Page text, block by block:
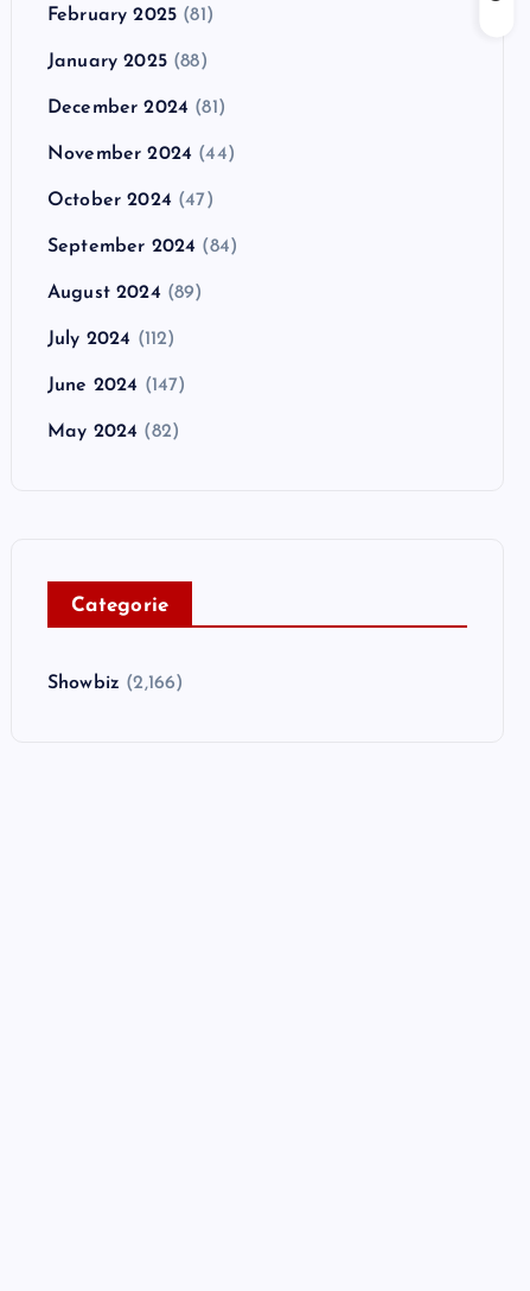
February 2025 (81)
January 2025(88)
December 2024 (81)
November 2024 (44)
October 2024 (47)
September 2024 (84)
August 2024 (89)
July 2024 (112)
June 2024 (147)
May 2024 (82)
Categorie
Showbiz (2,166)